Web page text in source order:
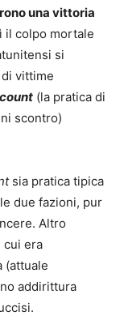
una vittoria
il colpo mortale
si
vittime
(la pratica di
scontro)
sia pratica tipica
due fazioni, pur
Altro
cui era
(attuale
addirittura